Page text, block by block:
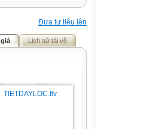
Đưa tư liệu lên
Lịch sử tải về